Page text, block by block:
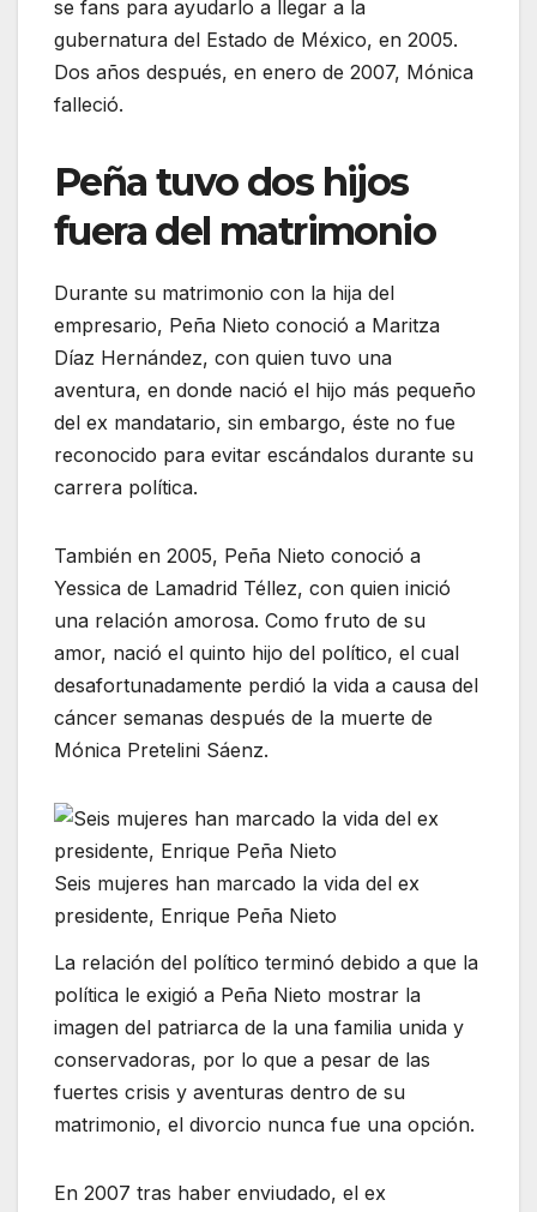
se fans para ayudarlo a llegar a la
gubernatura del Estado de México, en 2005.
Dos años después, en enero de 2007, Mónica
falleció.
Peña tuvo dos hijos
fuera del matrimonio
Durante su matrimonio con la hija del
empresario, Peña Nieto conoció a Maritza
Díaz Hernández, con quien tuvo una
aventura, en donde nació el hijo más pequeño
del ex mandatario, sin embargo, éste no fue
reconocido para evitar escándalos durante su
carrera política.
También en 2005, Peña Nieto conoció a
Yessica de Lamadrid Téllez, con quien inició
una relación amorosa. Como fruto de su
amor, nació el quinto hijo del político, el cual
desafortunadamente perdió la vida a causa del
cáncer semanas después de la muerte de
Mónica Pretelini Sáenz.
Seis mujeres han marcado la vida del ex
presidente, Enrique Peña Nieto
La relación del político terminó debido a que la
política le exigió a Peña Nieto mostrar la
imagen del patriarca de la una familia unida y
conservadoras, por lo que a pesar de las
fuertes crisis y aventuras dentro de su
matrimonio, el divorcio nunca fue una opción.
En 2007 tras haber enviudado, el ex